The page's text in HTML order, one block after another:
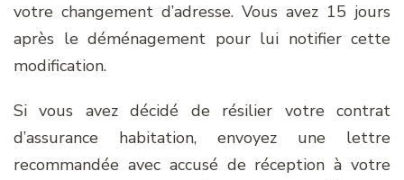
votre changement d’adresse. Vous avez 15 jours
après le déménagement pour lui notifier cette
modification.
Si vous avez décidé de résilier votre contrat
d’assurance habitation, envoyez une lettre
recommandée avec accusé de réception à votre